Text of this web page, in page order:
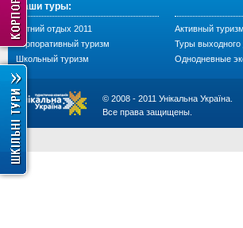
Наши туры:
Летний отдых 2011
Корпоративный туризм
Школьный туризм
Активный туризм
Туры выходного
Однодневные
© 2008 - 2011 Унікальна Україна.
Все права защищены.